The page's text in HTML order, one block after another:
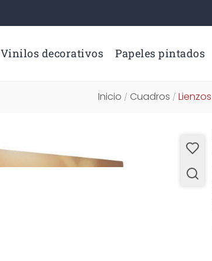
Vinilos decorativos Papeles pintados
Inicio / Cuadros / Lienzos